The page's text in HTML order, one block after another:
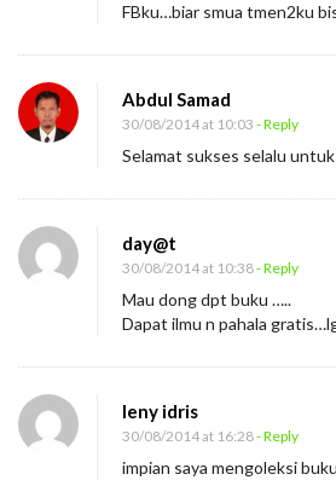
FBku…biar smua tmen2ku
Abdul Samad
30/08/2014 at 10:03 - Reply
Selamat sukses selalu
day@t
30/08/2014 at 10:38- Reply
Mau dong dpt buku …..
Dapat ilmu n pahala
leny idris
30/08/2014 at 16:28- Reply
impian saya mengoleksi